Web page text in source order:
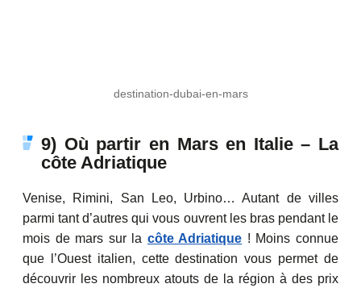
destination-dubai-en-mars
9) Où partir en Mars en Italie – La
côte Adriatique
Venise, Rimini, San Leo, Urbino… Autant de villes
parmi tant d’autres qui vous ouvrent les bras pendant le
mois de mars sur la côte Adriatique ! Moins connue
que l’Ouest italien, cette destination vous permet de
découvrir les nombreux atouts de la région à des prix